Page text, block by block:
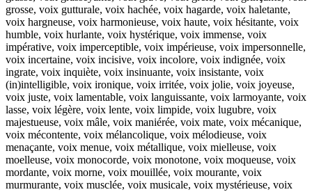
grosse, voix gutturale, voix hachée, voix hagarde, voix haletante,
voix hargneuse, voix harmonieuse, voix haute, voix hésitante, voix
humble, voix hurlante, voix hystérique, voix immense, voix
impérative, voix imperceptible, voix impérieuse, voix impersonnelle,
voix incertaine, voix incisive, voix incolore, voix indignée, voix
ingrate, voix inquiète, voix insinuante, voix insistante, voix
(in)intelligible, voix ironique, voix irritée, voix jolie, voix joyeuse,
voix juste, voix lamentable, voix languissante, voix larmoyante, voix
lasse, voix légère, voix lente, voix limpide, voix lugubre, voix
majestueuse, voix mâle, voix maniérée, voix mate, voix mécanique,
voix mécontente, voix mélancolique, voix mélodieuse, voix
menaçante, voix menue, voix métallique, voix mielleuse, voix
moelleuse, voix monocorde, voix monotone, voix moqueuse, voix
mordante, voix morne, voix mouillée, voix mourante, voix
murmurante, voix musclée, voix musicale, voix mystérieuse, voix